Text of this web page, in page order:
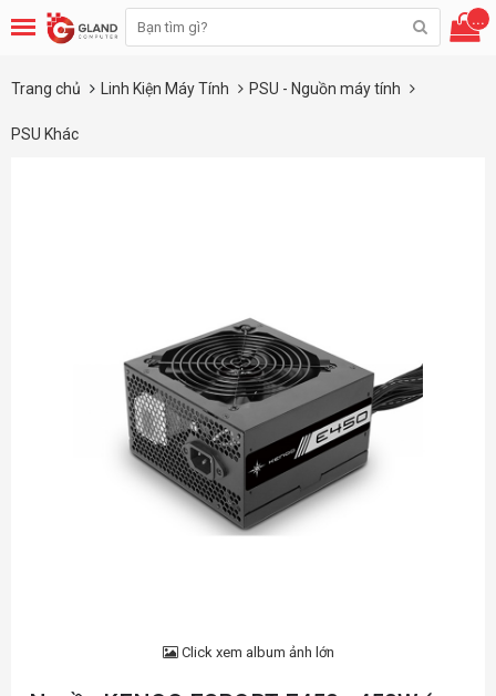
...
Trang chủ Linh Kiện Máy Tính PSU - Nguồn máy tính
PSU Khác
Click xem album ảnh lớn